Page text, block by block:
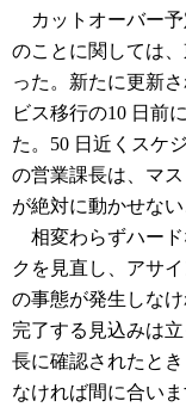
カットオーバー予
のことに関しては
った。新たに更新
ビス移行の10 日前
た。50 日近くスケ
の営業課長は、マ
が絶対に動かせな
相変わらずハード
クを見直し、アサ
の事態が発生しな
完了する見込みは
長に確認されたと
なければ間に合いま